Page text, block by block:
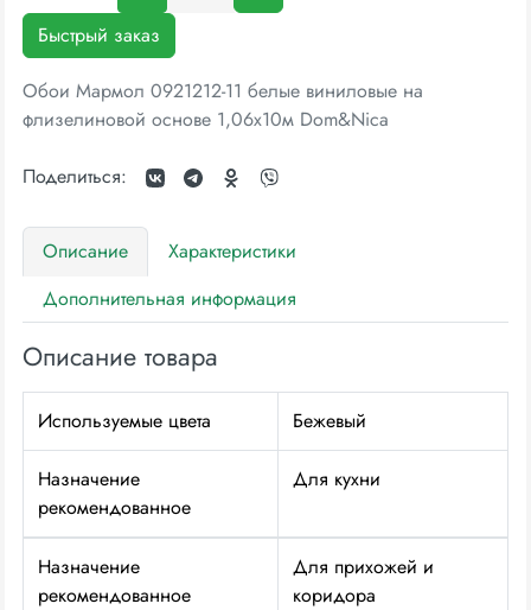
Быстрый заказ
Обои Мармол 0921212-11 белые виниловые на
флизелиновой основе 1,06х10м Dom&Nica
Поделиться:
Описание
Характеристики
Дополнительная информация
Описание товара
Используемые цвета Бежевый
Назначение
рекомендованное
Для кухни
Назначение
рекомендованное
Для прихожей и
коридора